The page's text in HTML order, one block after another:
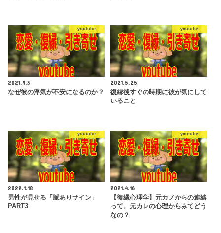
youtube
2021.9.3
なぜ彼の浮気が不安になるのか？
youtube
2021.5.25
復縁後すぐの時期に彼が気にして
いること
youtube
2022.1.18
男性が見せる「脈ありサイン」
PART3
youtube
2021.4.16
【復縁心理学】元カノからの連絡
って、元カレの心理からみてどう
なの？